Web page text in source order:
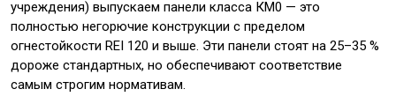
учреждения) выпускаем панели класса КМ0 — это
полностью негорючие конструкции с пределом
огнестойкости REI 120 и выше. Эти панели стоят на 25–35 %
дороже стандартных, но обеспечивают соответствие
самым строгим нормативам.